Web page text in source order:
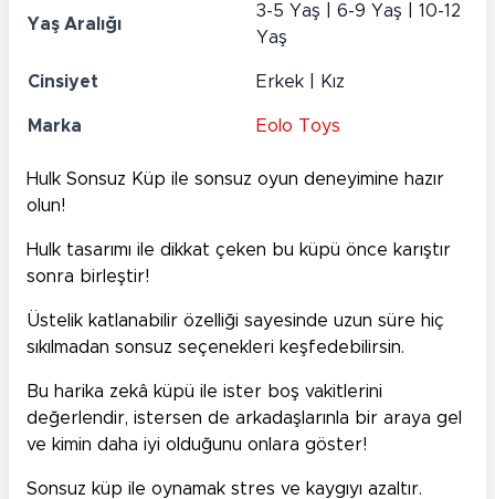
Yaş Aralığı
3-5 Yaş | 6-9 Yaş | 10-12
Yaş
Cinsiyet Erkek | Kız
Marka Eolo Toys
Hulk Sonsuz Küp ile sonsuz oyun deneyimine hazır
olun!
Hulk tasarımı ile dikkat çeken bu küpü önce karıştır
sonra birleştir!
Üstelik katlanabilir özelliği sayesinde uzun süre hiç
sıkılmadan sonsuz seçenekleri keşfedebilirsin.
Bu harika zekâ küpü ile ister boş vakitlerini
değerlendir, istersen de arkadaşlarınla bir araya gel
ve kimin daha iyi olduğunu onlara göster!
Sonsuz küp ile oynamak stres ve kaygıyı azaltır.